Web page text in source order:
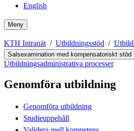
English
Meny
KTH Intranät Utbildningsstöd
Salsexamination med kompensatoriskt stöd
Utbildningsadministrativa processer
Genomföra utbildning
Genomföra utbildning
Studieuppehåll